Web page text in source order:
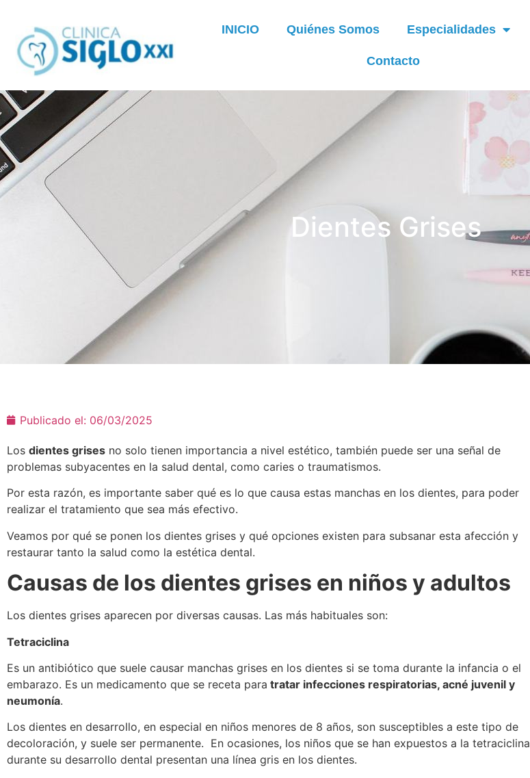
INICIO Quiénes Somos Especialidades
Contacto
Dientes Grises
Publicado el: 06/03/2025
Los dientes grises no solo tienen importancia a nivel estético, también puede ser una señal de
problemas subyacentes en la salud dental, como caries o traumatismos.
Por esta razón, es importante saber qué es lo que causa estas manchas en los dientes, para poder
realizar el tratamiento que sea más efectivo.
Veamos por qué se ponen los dientes grises y qué opciones existen para subsanar esta afección y
restaurar tanto la salud como la estética dental.
Causas de los dientes grises en niños y adultos
Los dientes grises aparecen por diversas causas. Las más habituales son:
Tetraciclina
Es un antibiótico que suele causar manchas grises en los dientes si se toma durante la infancia o el
embarazo. Es un medicamento que se receta para tratar infecciones respiratorias, acné juvenil y
neumonía.
Los dientes en desarrollo, en especial en niños menores de 8 años, son susceptibles a este tipo de
decoloración, y suele ser permanente. En ocasiones, los niños que se han expuestos a la tetraciclina
durante su desarrollo dental presentan una línea gris en los dientes.